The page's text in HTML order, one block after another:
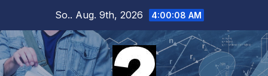
springen
So.. Aug. 9th, 2026 4:00:09 AM